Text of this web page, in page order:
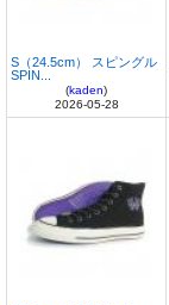
S（24.5cm） スピングル
SPIN...
(kaden)
2026-05-28